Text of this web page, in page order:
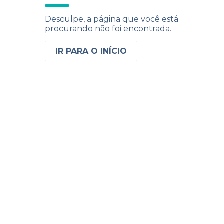
Desculpe, a página que você está
procurando não foi encontrada.
IR PARA O INÍCIO